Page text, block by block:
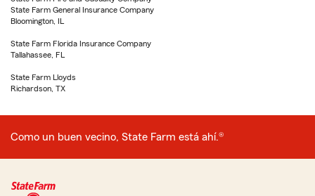
State Farm General Insurance Company
Bloomington, IL
State Farm Florida Insurance Company
Tallahassee, FL
State Farm Lloyds
Richardson, TX
Como un buen vecino, State Farm está ahí.®